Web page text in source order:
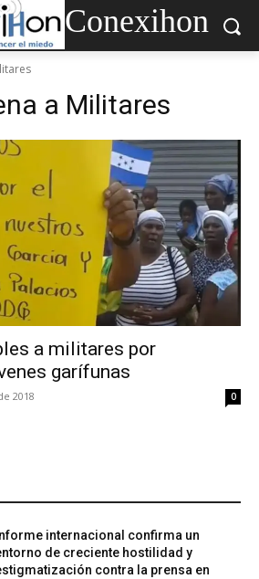
Conexihon
a Militares
a militares por
garífunas
2018 0
Informe internacional confirma un
de creciente hostilidad y
contra la prensa en